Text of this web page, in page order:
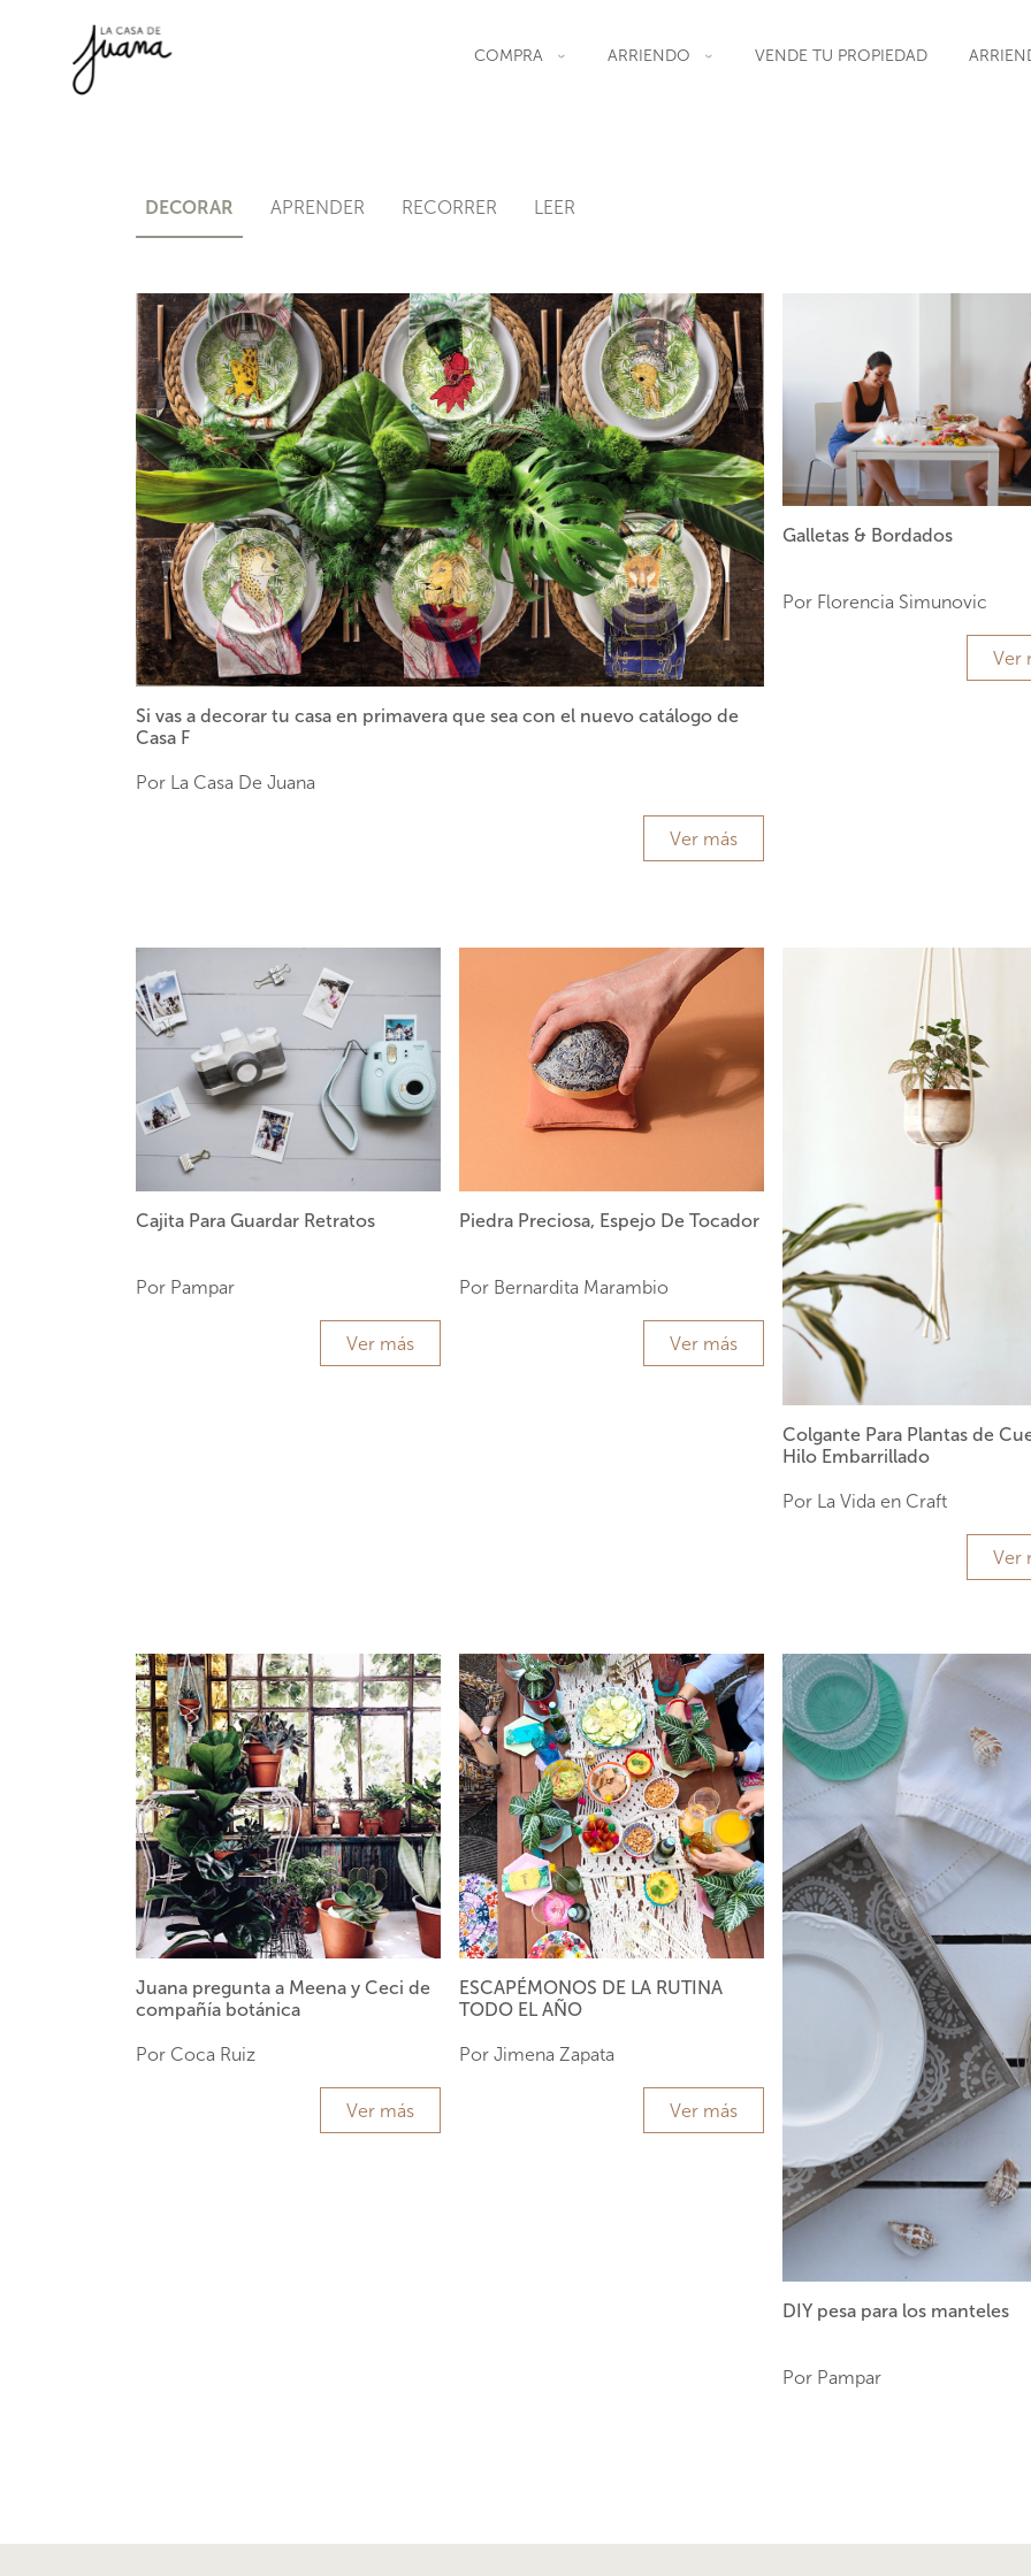
COMPRA ARRIENDO VENDE TU PROPIEDAD
DECORAR APRENDER RECORRER LEER
Si vas a decorar tu casa en primavera que sea con el nuevo catálogo de
Casa F
Por La Casa De Juana
Ver más
Galletas & Bordados
Por Florencia Simunovic
Ver
Cajita Para Guardar Retratos
Por Pampar
Ver más
Piedra Preciosa, Espejo De Tocador
Por Bernardita Marambio
Ver más
Colgante Para Plantas de
Hilo Embarrillado
Por La Vida en Craft
Ver
Juana pregunta a Meena y Ceci de
compañía botánica
Por Coca Ruiz
Ver más
ESCAPÉMONOS DE LA RUTINA
TODO EL AÑO
Por Jimena Zapata
Ver más
DIY pesa para los manteles
Por Pampar